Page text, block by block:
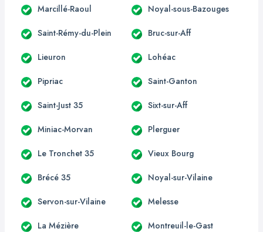
Marcillé-Raoul Noyal-sous-Bazouges
Saint-Rémy-du-Plein Bruc-sur-Aff
Lieuron Lohéac
Pipriac Saint-Ganton
Saint-Just 35 Sixt-sur-Aff
Miniac-Morvan Plerguer
Le Tronchet 35 Vieux Bourg
Brécé 35 Noyal-sur-Vilaine
Servon-sur-Vilaine Melesse
La Mézière Montreuil-le-Gast